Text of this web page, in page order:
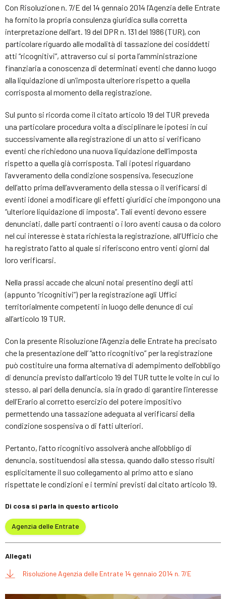
Con Risoluzione n. 7/E del 14 gennaio 2014 l’Agenzia delle Entrate
ha fornito la propria consulenza giuridica sulla corretta
interpretazione dell’art. 19 del DPR n. 131 del 1986 (TUR), con
particolare riguardo alle modalità di tassazione dei cosiddetti
atti “ricognitivi”, attraverso cui si porta l’amministrazione
finanziaria a conoscenza di determinati eventi che danno luogo
alla liquidazione di un’imposta ulteriore rispetto a quella
corrisposta al momento della registrazione.
Sul punto si ricorda come il citato articolo 19 del TUR preveda
una particolare procedura volta a disciplinare le ipotesi in cui
successivamente alla registrazione di un atto si verificano
eventi che richiedono una nuova liquidazione dell’imposta
rispetto a quella già corrisposta. Tali ipotesi riguardano
l’avveramento della condizione sospensiva, l’esecuzione
dell’atto prima dell’avveramento della stessa o il verificarsi di
eventi idonei a modificare gli effetti giuridici che impongono una
“ulteriore liquidazione di imposta”. Tali eventi devono essere
denunciati, dalle parti contraenti o i loro aventi causa o da coloro
nel cui interesse è stata richiesta la registrazione, all’Ufficio che
ha registrato l’atto al quale si riferiscono entro venti giorni dal
loro verificarsi.
Nella prassi accade che alcuni notai presentino degli atti
(appunto “ricognitivi”) per la registrazione agli Uffici
territorialmente competenti in luogo delle denunce di cui
all’articolo 19 TUR.
Con la presente Risoluzione l’Agenzia delle Entrate ha precisato
che la presentazione dell’ “atto ricognitivo” per la registrazione
può costituire una forma alternativa di adempimento dell’obbligo
di denuncia previsto dall’articolo 19 del TUR tutte le volte in cui lo
stesso, al pari della denuncia, sia in grado di garantire l’interesse
dell’Erario al corretto esercizio del potere impositivo
permettendo una tassazione adeguata al verificarsi della
condizione sospensiva o di fatti ulteriori.
Pertanto, l’atto ricognitivo assolverà anche all’obbligo di
denuncia, sostituendosi alla stessa, quando dallo stesso risulti
esplicitamente il suo collegamento al primo atto e siano
rispettate le condizioni e i termini previsti dal citato articolo 19.
Di cosa si parla in questo articolo
Agenzia delle Entrate
Allegati
Risoluzione Agenzia delle Entrate 14 gennaio 2014 n. 7/E